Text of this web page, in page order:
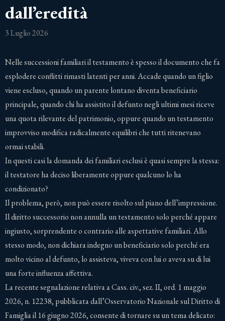
dall’eredità
3 Luglio 2026
Nelle successioni familiari il testamento è spesso il documento che fa
esplodere conflitti rimasti latenti per anni. Accade quando un figlio
viene escluso, quando un parente lontano diventa beneficiario
principale, quando chi ha assistito il defunto negli ultimi mesi riceve
una quota rilevante del patrimonio, oppure quando un testamento
improvviso modifica radicalmente equilibri che tutti ritenevano
ormai stabili.
In questi casi la domanda dei familiari esclusi è quasi sempre la stessa:
il testatore ha deciso liberamente oppure qualcuno lo ha
condizionato?
Il problema, però, non può essere risolto sul piano dell’impressione.
Il diritto successorio non annulla un testamento solo perché appare
ingiusto, sorprendente o contrario alle aspettative familiari. Allo
stesso modo, non dichiara indegno un beneficiario solo perché era
molto vicino al defunto, lo assisteva, viveva con lui o aveva su di lui
una forte influenza affettiva.
La recente segnalazione relativa a Cass. civ., sez. II, ord. 1 maggio
2026, n. 12238, pubblicata dall’Osservatorio Nazionale sul Diritto di
Famiglia il 16 giugno 2026, consente di tornare su un tema delicato: